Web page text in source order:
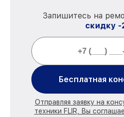
Запишитесь на
скидку -
Бесплатная
Отправляя заявку на
техники FLIR, Вы